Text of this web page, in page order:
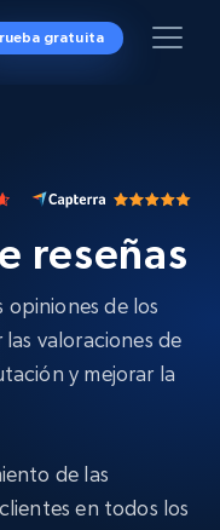
gratuita
reseñas
de los
valoraciones de
y mejorar la
de las
en todos los